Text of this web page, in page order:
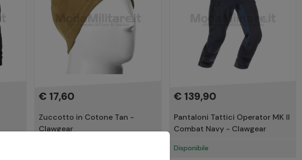
€ 17,60
Zuccotto in Cotone Tan -
Clawgear
€ 139,90
Pantaloni Tattici Operator MK II
Combat Navy - Clawgear
Disponibile